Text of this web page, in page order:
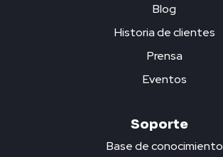
Blog
Historia de clientes
Prensa
Eventos
Soporte
Base de conocimiento